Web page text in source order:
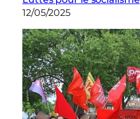
12/05/2025